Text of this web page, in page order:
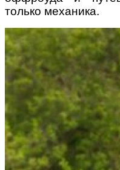
только механика.